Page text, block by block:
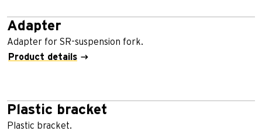
Adapter
Adapter for SR-suspension fork.
Product details
Plastic bracket
Plastic bracket.